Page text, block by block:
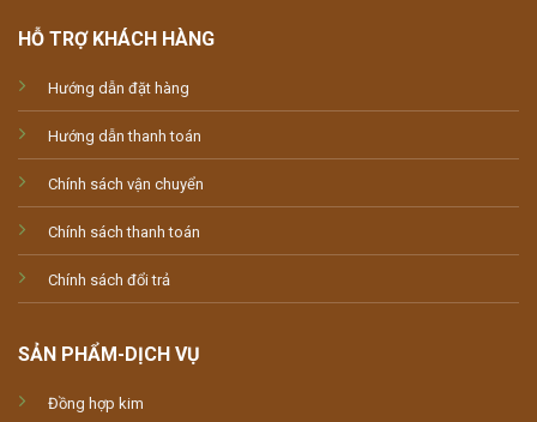
HỖ TRỢ KHÁCH HÀNG
Hướng dẫn đặt hàng
Hướng dẫn thanh toán
Chính sách vận chuyển
Chính sách thanh toán
Chính sách đổi trả
SẢN PHẨM-DỊCH VỤ
Đồng hợp kim